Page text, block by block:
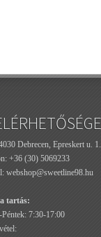
Debrecen, Epreskert u. 1.
+36 (30) 5069233
webshop@sweetline98.hu
tartás:
7:30-17:00